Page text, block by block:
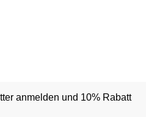
anmelden und 10% Rabatt